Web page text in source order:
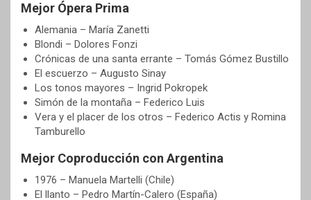
Mejor Ópera Prima
Alemania – María Zanetti
Blondi – Dolores Fonzi
Crónicas de una santa errante – Tomás Gómez Bustillo
El escuerzo – Augusto Sinay
Los tonos mayores – Ingrid Pokropek
Simón de la montaña – Federico Luis
Vera y el placer de los otros – Federico Actis y Romina
Tamburello
Mejor Coproducción con Argentina
1976 – Manuela Martelli (Chile)
El llanto – Pedro Martín-Calero (España)